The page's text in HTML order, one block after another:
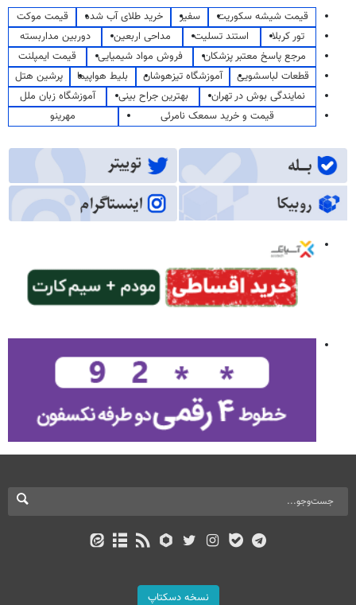
قیمت شیشه سکوریت سفیر خرید طلای آب شده
قیمت موکت
تور کربلا
استند تسلیت مداحی اربعین
دوربین مداربسته
مرجع پاسخ معتبر پزشکان
فروش مواد شیمیایی
قیمت ایمپلنت
قطعات لباسشویی
آموزشگاه تیزهوشان بلیط هواپیما
پرشین هتل
نمایندگی بوش در تهران
بهترین جراح بینی
آموزشگاه زبان ملل
قیمت و خرید سمعک نامرئی
مهرینو
نسخه دسکتاپ